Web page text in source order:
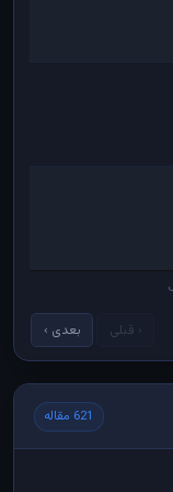
‹ قبلی بعدی ›
621 مقاله